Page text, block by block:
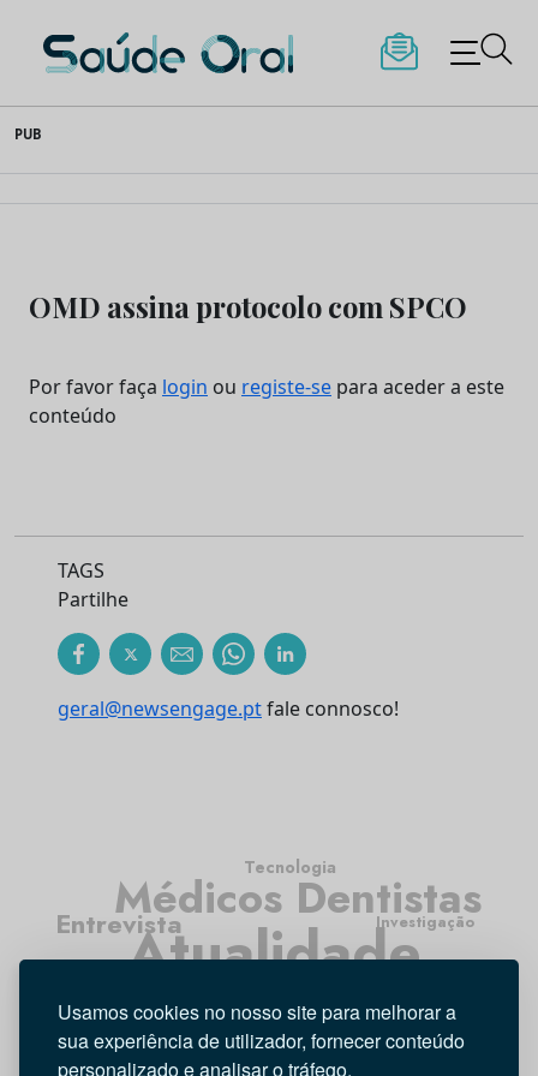
Usamos cookies no nosso site para melhorar a
sua experiência de utilizador, fornecer conteúdo
personalizado e analisar o tráfego.
to
content
Saúde Oral
PUB
OMD assina protocolo com SPCO
Por favor faça login ou registe-se para aceder a este
conteúdo
TAGS
Partilhe
geral@newsengage.ptfale connosco!
Atualidade
Médicos Dentistas
Higiene Oral
Entrevista
Opinião
Tecnologia
Investigação